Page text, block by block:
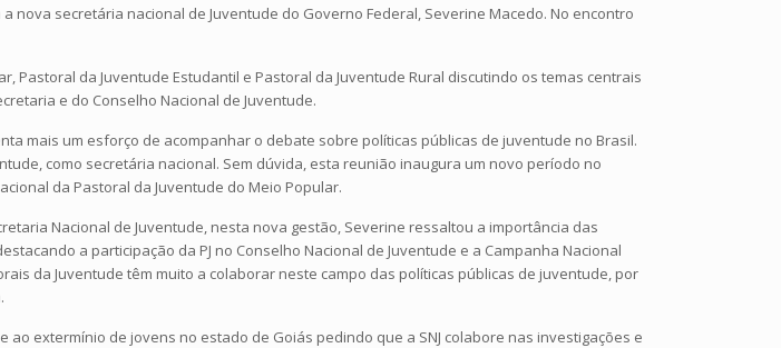
nova secretária nacional de Juventude do Governo Federal, Severine Macedo. No encontro
Pastoral da Juventude Estudantil e Pastoral da Juventude Rural discutindo os temas centrais
e do Conselho Nacional de Juventude.
mais um esforço de acompanhar o debate sobre políticas públicas de juventude no Brasil.
como secretária nacional. Sem dúvida, esta reunião inaugura um novo período no
da Pastoral da Juventude do Meio Popular.
Nacional de Juventude, nesta nova gestão, Severine ressaltou a importância das
a participação da PJ no Conselho Nacional de Juventude e a Campanha Nacional
da Juventude têm muito a colaborar neste campo das políticas públicas de juventude, por
extermínio de jovens no estado de Goiás pedindo que a SNJ colabore nas investigações e